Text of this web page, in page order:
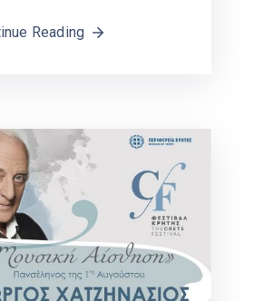
Reading